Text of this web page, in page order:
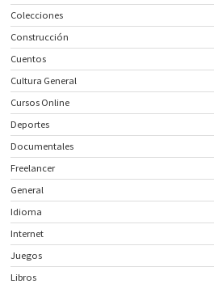
Colecciones
Construcción
Cuentos
Cultura General
Cursos Online
Deportes
Documentales
Freelancer
General
Idioma
Internet
Juegos
Libros